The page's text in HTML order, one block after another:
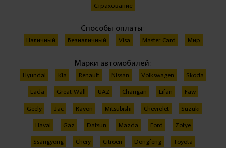
Страхование
Способы оплаты:
Наличный Безналичный Visa Master Card Мир
Марки автомобилей:
Hyundai Kia Renault Nissan Volkswagen Skoda
Lada Great Wall UAZ Changan Lifan Faw
Geely Jac Ravon Mitsubishi Chevrolet Suzuki
Haval Gaz Datsun Mazda Ford Zotye
Ssangyong Chery Citroen Dongfeng Toyota